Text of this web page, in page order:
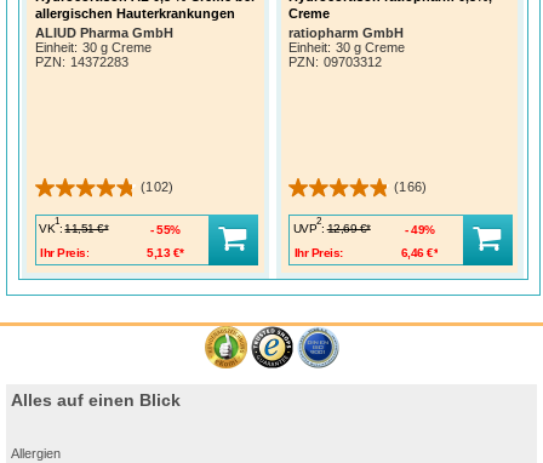
allergischen Hauterkrankungen
ALIUD Pharma GmbH
Einheit: 30 g Creme
PZN: 14372283
(102)
VK
1
: 11,51 €*
Ihr Preis:
5,13 €*
55%
Creme
ratiopharm GmbH
Einheit: 30 g Creme
PZN: 09703312
(166)
UVP
2
: 12,69 €*
Ihr Preis:
6,46 €*
49%
Alles auf einen Blick
Allergien